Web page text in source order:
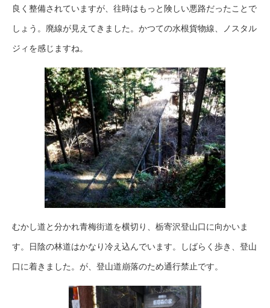
良く整備されていますが、往時はもっと険しい悪路だったことで
しょう。廃線が見えてきました。かつての水根貨物線、ノスタル
ジィを感じますね。
むかし道と分かれ青梅街道を横切り、栃寄沢登山口に向かいま
す。日陰の林道はかなり冷え込んでいます。しばらく歩き、登山
口に着きました。が、登山道崩落のため通行禁止です。